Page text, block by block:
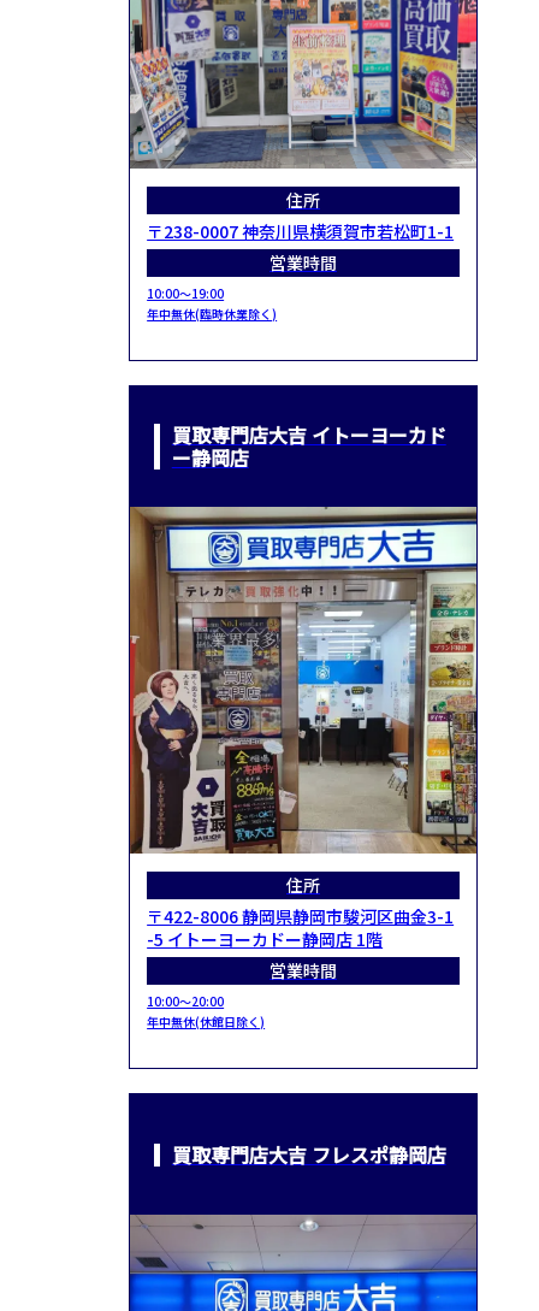
住所
〒238-0007 神奈川県横須賀市若松町1-1
営業時間
10:00～19:00
年中無休(臨時休業除く)
買取専門店大吉 イトーヨーカド
ー静岡店
住所
〒422-8006 静岡県静岡市駿河区曲金3-1
-5 イトーヨーカドー静岡店 1階
営業時間
10:00～20:00
年中無休(休館日除く)
買取専門店大吉 フレスポ静岡店